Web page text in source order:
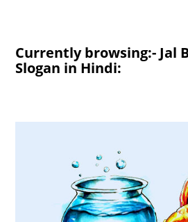
Currently browsing:- Jal
Slogan in Hindi: